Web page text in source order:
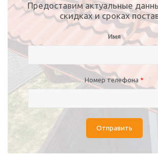
Предоставим актуальные
скидках и сроках
Имя
Номер телефона *
Отправить